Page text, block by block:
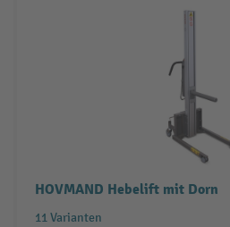
HOVMAND Hebelift mit Dorn
11 Varianten